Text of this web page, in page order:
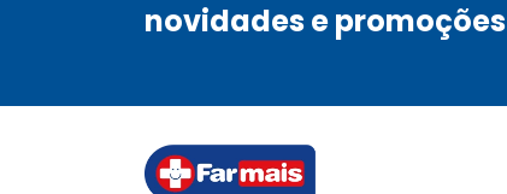
novidades e promoções